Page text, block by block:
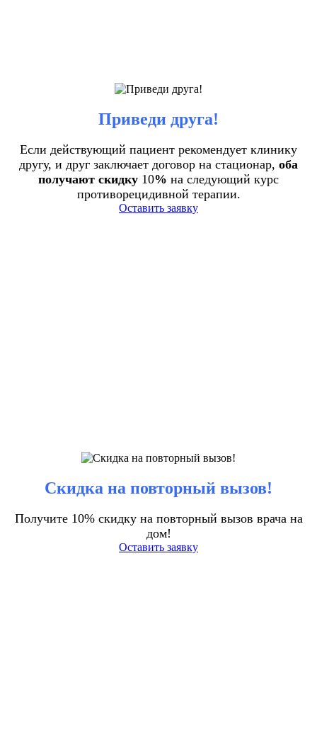
Приведи друга!
Если действующий пациент рекомендует клинику
другу, и друг заключает договор на стационар, оба
получают скидку 10% на следующий курс
противорецидивной терапии.
Оставить заявку
Скидка на повторный вызов!
Получите 10% скидку на повторный вызов врача на
дом!
Оставить заявку